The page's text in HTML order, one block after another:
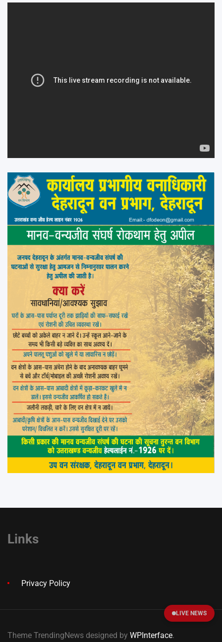
Links
Privacy Policy
Theme TrendingNews designed by WPInterface.
LIVE NEWS